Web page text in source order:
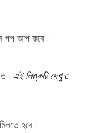
পপ আপ করে।
এই লিঙ্কটি দেখুন:
হবে।